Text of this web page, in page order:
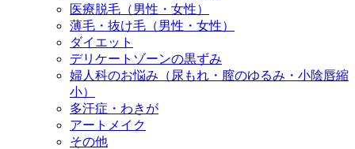
医療脱毛（男性・女性）
薄毛・抜け毛（男性・女性）
ダイエット
デリケートゾーンの黒ずみ
婦人科のお悩み（尿もれ・膣のゆるみ・小陰唇縮
小）
多汗症・わきが
アートメイク
その他